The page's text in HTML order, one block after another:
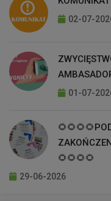
02-07-
01-07-
🌻🌻🌻🌻
29-06-2026